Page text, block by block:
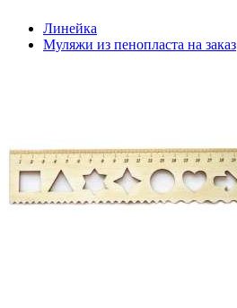
Линейка
Муляжи из пенопласта на заказ